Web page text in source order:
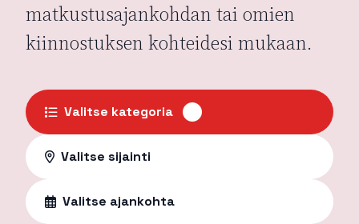
matkustusajankohdan tai omien
kiinnostuksen kohteidesi mukaan.
Valitse kategoria
Valitse sijainti
Valitse ajankohta